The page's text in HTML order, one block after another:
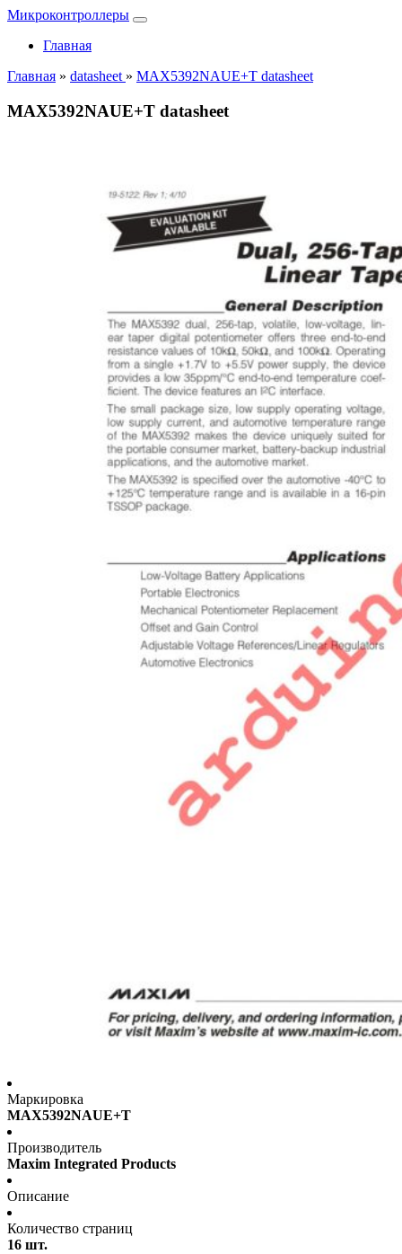
Микроконтроллеры
Главная
Главная » datasheet » MAX5392NAUE+T datasheet
MAX5392NAUE+T datasheet
Маркировка
MAX5392NAUE+T
Производитель
Maxim Integrated Products
Описание
Количество страниц
16 шт.